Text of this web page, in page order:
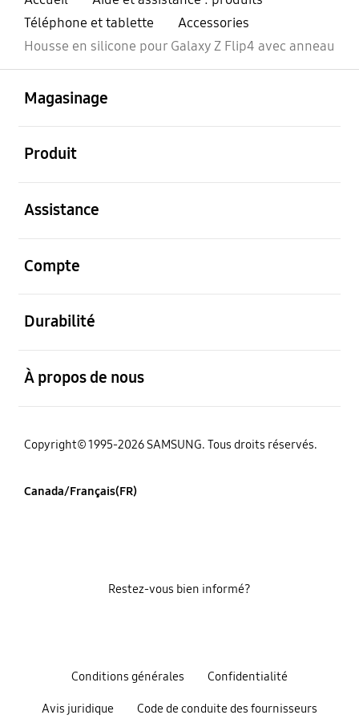
Téléphone et tablette
Accessories
Housse en silicone pour Galaxy Z Flip4 avec anneau
Magasinage
Produit
Assistance
Compte
Durabilité
À propos de nous
Copyright© 1995-2026 SAMSUNG. Tous droits réservés.
Canada/Français(FR)
Conditions générales Confidentialité
Avis juridique Code de conduite des fournisseurs
Restez-vous bien informé?